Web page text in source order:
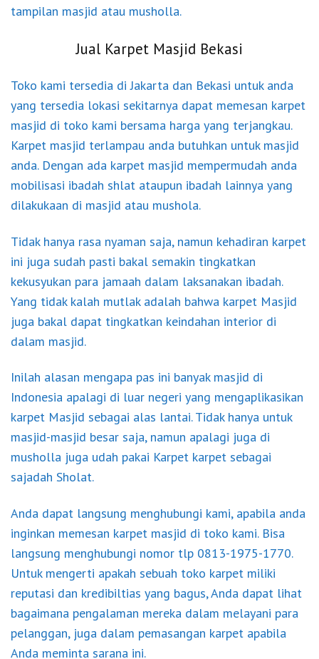
tampilan masjid atau musholla.
Jual Karpet Masjid Bekasi
Toko kami tersedia di Jakarta dan Bekasi untuk anda
yang tersedia lokasi sekitarnya dapat memesan karpet
masjid di toko kami bersama harga yang terjangkau.
Karpet masjid terlampau anda butuhkan untuk masjid
anda. Dengan ada karpet masjid mempermudah anda
mobilisasi ibadah shlat ataupun ibadah lainnya yang
dilakukaan di masjid atau mushola.
Tidak hanya rasa nyaman saja, namun kehadiran karpet
ini juga sudah pasti bakal semakin tingkatkan
kekusyukan para jamaah dalam laksanakan ibadah.
Yang tidak kalah mutlak adalah bahwa karpet Masjid
juga bakal dapat tingkatkan keindahan interior di
dalam masjid.
Inilah alasan mengapa pas ini banyak masjid di
Indonesia apalagi di luar negeri yang mengaplikasikan
karpet Masjid sebagai alas lantai. Tidak hanya untuk
masjid-masjid besar saja, namun apalagi juga di
musholla juga udah pakai Karpet karpet sebagai
sajadah Sholat.
Anda dapat langsung menghubungi kami, apabila anda
inginkan memesan karpet masjid di toko kami. Bisa
langsung menghubungi nomor tlp 0813-1975-1770.
Untuk mengerti apakah sebuah toko karpet miliki
reputasi dan kredibiltias yang bagus, Anda dapat lihat
bagaimana pengalaman mereka dalam melayani para
pelanggan, juga dalam pemasangan karpet apabila
Anda meminta sarana ini.